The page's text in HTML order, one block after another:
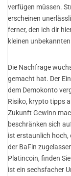
verfügen müssen.
erscheinen
ferner, den ich dir
kleinen
Die Nachfrage
gemacht hat. Der
dem Demokonto
Risiko, krypto tipps
Zukunft Gewinn
beschränken sich
ist erstaunlich hoch,
der BaFin
Platincoin, finden
ist ein sechsfacher